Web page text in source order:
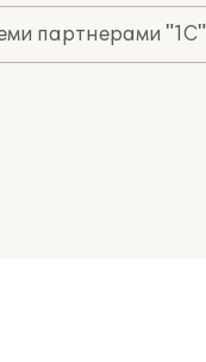
партнерами "1С"